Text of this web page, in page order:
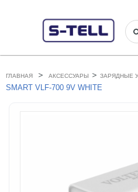
ГЛАВНАЯ > АКСЕССУАРЫ > ЗАРЯДНЫЕ
SMART VLF-700 9V WHITE